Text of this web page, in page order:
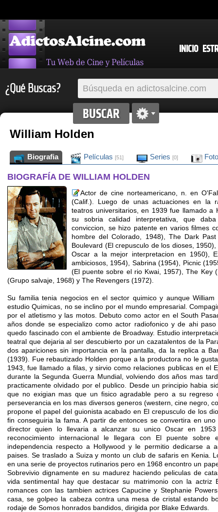
INICIO
¿Qué Buscas?
William Holden
Biografia Películas [51] Series [0]
BIOGRAFÍA DE WILLIAM HOLDEN
Actor de cine norteamericano, n. en
(Calif.). Luego de unas actuaciones en la
teatros universitarios, en 1939 fue llamado a
su sobria calidad interpretativa, que
conviccion, se hizo patente en varios filmes
hombre del Colorado, 1948), The Dark
Boulevard (El crepusculo de los dioses,
Oscar a la mejor interpretacion en 1950),
ambiciosos, 1954), Sabrina (1954), Picnic
(El puente sobre el rio Kwai, 1957), The Key
(Grupo salvaje, 1968) y The Revengers (1972).
Su familia tenia negocios en el sector quimico y aunque
estudio Quimicas, no se inclino por el mundo empresarial.
por el atletismo y las motos. Debuto como actor en el South
años donde se especializo como actor radiofonico y de ahi
quedo fascinado con el ambiente de Broadway. Estudio
teatral que dejaria al ser descubierto por un cazatalentos de la
dos apariciones sin importancia en la pantalla, da la replica a
(1939). Fue rebautizado Holden porque a la productora no le
1943, fue llamado a filas, y sirvio como relaciones publicas en el
durante la Segunda Guerra Mundial, volviendo dos años mas
practicamente olvidado por el publico. Desde un principio habia
que no exigian mas que un fisico agradable pero a su regreso
perseverancia en los mas diversos generos (western, cine negro,
propone el papel del guionista acabado en El crepusculo de los
fin conseguiria la fama. A partir de entonces se convertira en
director quien lo llevaria a alcanzar su unico Oscar en
reconocimiento internacional le llegara con El puente
independencia respecto a Hollywood y le permitio dedicarse a
paises. Se traslado a Suiza y monto un club de safaris en Kenia.
en una serie de proyectos rutinarios pero en 1968 encontro un
Sobrevivio dignamente en su madurez haciendo peliculas de
vida sentimental hay que destacar su matrimonio con la actriz
romances con las tambien actrices Capucine y Stephanie
casa, se golpeo la cabeza contra una mesa de cristal estando
rodaje de Somos honrados bandidos, dirigida por Blake Edwards.